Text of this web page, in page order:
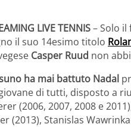
LIVE TENNIS– Solo
il suo 14esimo titolo
Casper Ruud non
ha mai battuto Nadal
di tutti, disposto a
(2006, 2007, 2008 e
(2013), Stanislas